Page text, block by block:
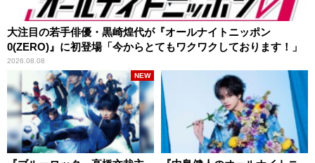
大注目の若手俳優・黒崎煌代が『オールナイトニッポン
0(ZERO)』に初登場「今からとてもワクワクしております！」
2026.08.08
NEW